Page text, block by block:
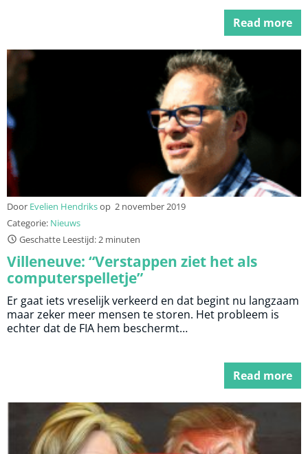
Read more
Door Evelien Hendriksop 2 november 2019
Categorie: Nieuws
Geschatte Leestijd: 2 minuten
Villeneuve: “Verstappen ziet het als
computerspelletje”
Er gaat iets vreselijk verkeerd en dat begint nu langzaam
maar zeker meer mensen te storen. Het probleem is
echter dat de FIA hem beschermt…
Read more